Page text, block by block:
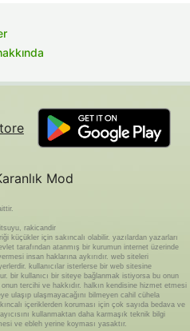
Mod
rakicandir
küçükler için sakıncalı olabilir. yazılardan yazarları
tarafından atanmış bir kurumun internet üzerinde
insan haklarına aykırıdır. web siteleri
kullanıcılar isterlerse bir web sitesine
bir kullanıcı bir siteye bağlanmak istiyorsa bu onun
tercihi ve hakkıdır. halkın kendisine hizmet etmesi
ulaşıp ulaşmayacağını bilmeyen cahil cühela
içeriklerden koruması için çok sayıda bedava ve
kullanmaktan daha karmaşık teknik bilgi
ve ebleh yerine koyması yasaktır.